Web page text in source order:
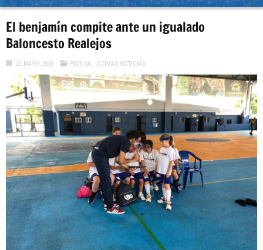
El benjamín compite ante un igualado
Baloncesto Realejos
21 MAYO, 2018 PRENSA , ÚLTIMAS NOTICIAS